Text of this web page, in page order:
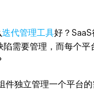
迭代管理工具好？
需要管理，而每个
件独立管理一个平台的